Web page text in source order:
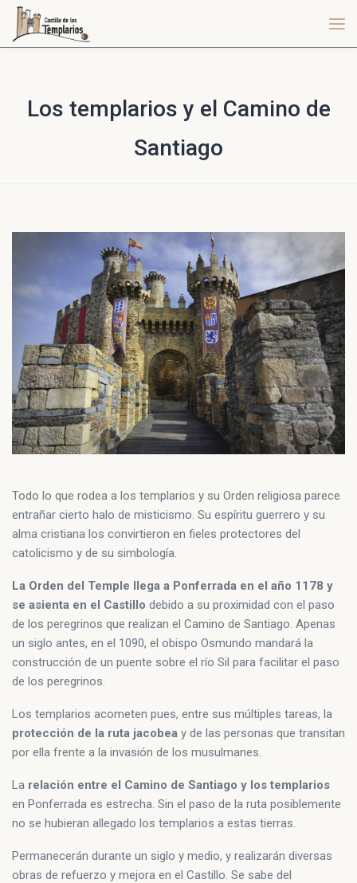
Los templarios y el Camino de
Santiago
Todo lo que rodea a los templarios y su Orden religiosa parece
entrañar cierto halo de misticismo. Su espíritu guerrero y su
alma cristiana los convirtieron en fieles protectores del
catolicismo y de su simbología.
La Orden del Temple llega a Ponferrada en el año 1178 y
se asienta en el Castillo debido a su proximidad con el paso
de los peregrinos que realizan el Camino de Santiago. Apenas
un siglo antes, en el 1090, el obispo Osmundo mandará la
construcción de un puente sobre el río Sil para facilitar el paso
de los peregrinos.
Los templarios acometen pues, entre sus múltiples tareas, la
protección de la ruta jacobea y de las personas que transitan
por ella frente a la invasión de los musulmanes.
La relación entre el Camino de Santiago y los templarios
en Ponferrada es estrecha. Sin el paso de la ruta posiblemente
no se hubieran allegado los templarios a estas tierras.
Permanecerán durante un siglo y medio, y realizarán diversas
obras de refuerzo y mejora en el Castillo. Se sabe del